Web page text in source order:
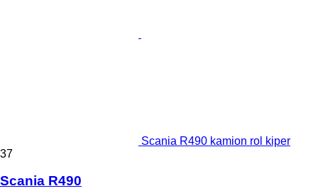
Scania R490 kamion rol kiper
37
Scania R490